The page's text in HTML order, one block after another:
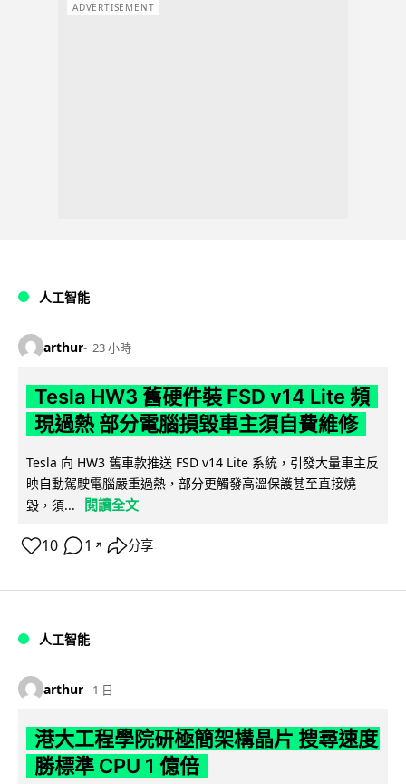
ADVERTISEMENT
人工智能
arthur 23 小時
Tesla HW3 舊硬件裝 FSD v14 Lite 頻
現過熱 部分電腦損毀車主須自費維修
Tesla 向 HW3 舊車款推送 FSD v14 Lite 系統，引發大量車主反
映自動駕駛電腦嚴重過熱，部分更觸發高溫保護甚至直接燒
毀，須...
閱讀全文
10 1 ↗ 分享
人工智能
arthur 1 日
港大工程學院研極簡架構晶片 搜尋速度
勝標準 CPU 1 億倍